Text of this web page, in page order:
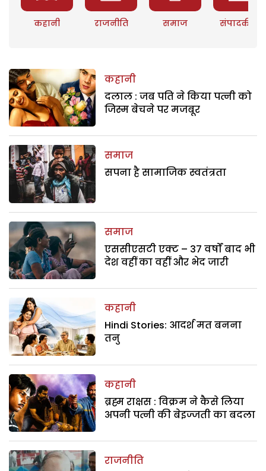
कहानी राजनीति समाज संपादकीय
कहानी
दलाल : जब पति ने किया पत्नी को
जिस्म बेचने पर मजबूर
समाज
सपना है सामाजिक स्वतंत्रता
समाज
एससीएसटी एक्ट – 37 वर्षों बाद भी
देश वहीं का वहीं और भेद जारी
कहानी
Hindi Stories: आदर्श मत बनना
तनु
कहानी
ब्रह्म राक्षस : विक्रम ने कैसे लिया
अपनी पत्नी की बेइज्जती का बदला
राजनीति